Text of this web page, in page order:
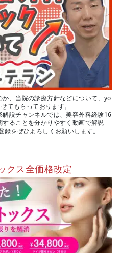
、当院の診療方針などについて、yo
てもらっております。
説チャンネルでは、美容外科経験16
ることを分かりやすく動画で解説
をぜひよろしくお願いします。
クス全価格改定